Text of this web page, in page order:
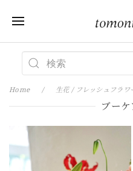
Home 生花 / フレッシュフラワ
ブー